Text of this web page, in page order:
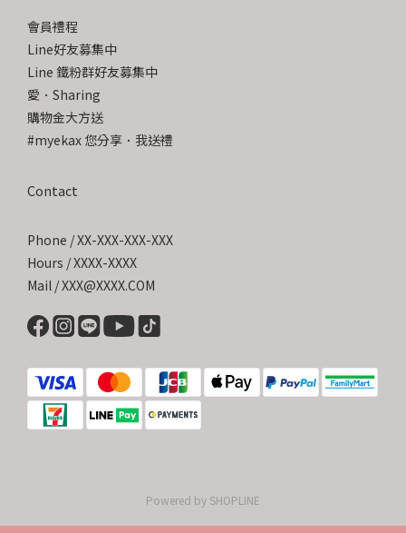
會員禮程
Line好友募集中
Line 鐵粉群好友募集中
愛．Sharing
購物金大方送
#myekax 您分享．我送禮
Contact
Phone / XX-XXX-XXX-XXX
Hours / XXXX-XXXX
Mail / XXX@XXXX.COM
Powered by SHOPLINE